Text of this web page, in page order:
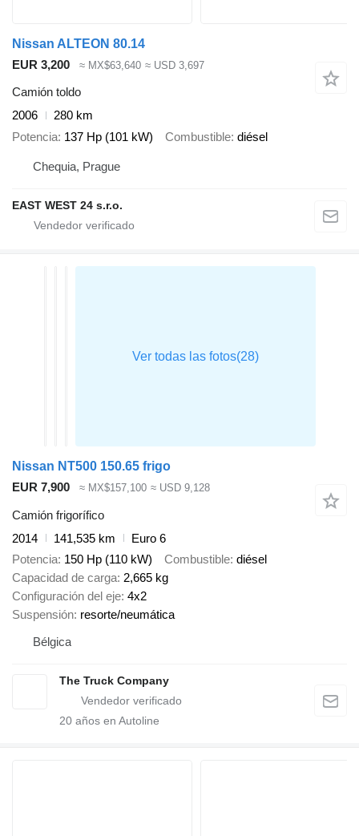
Nissan ALTEON 80.14
EUR 3,200
≈ MX$63,640 ≈ USD 3,697
Camión toldo
2006
280 km
Potencia 137 Hp (101 kW) Combustible diésel
Chequia, Prague
EAST WEST 24 s.r.o.
Nissan NT500 150.65 frigo
EUR 7,900
≈ MX$157,100 ≈ USD 9,128
Camión frigorífico
2014
141,535 km
Euro 6
Potencia 150 Hp (110 kW) Combustible diésel
Capacidad de carga 2,665 kg
Configuración del eje 4x2
Suspensión resorte/neumática
Bélgica
The Truck Company
20 años en Autoline